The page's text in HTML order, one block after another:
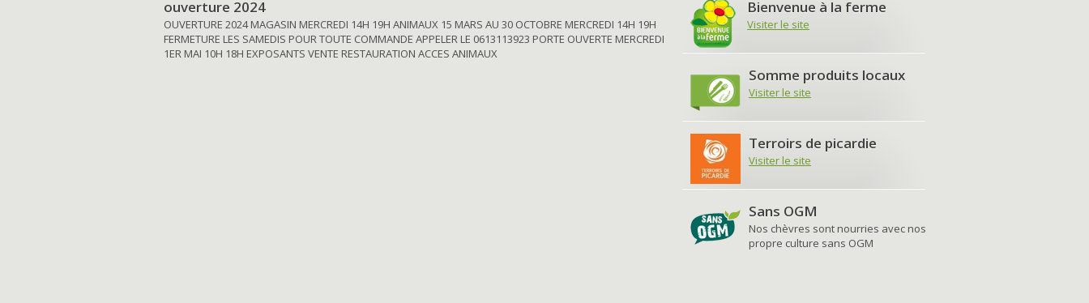
ouverture 2024
OUVERTURE 2024 MAGASIN MERCREDI 14H 19H ANIMAUX 15 MARS AU 30 OCTOBRE MERCREDI 14H 19H
FERMETURE LES SAMEDIS POUR TOUTE COMMANDE APPELER LE 0613113923 PORTE OUVERTE MERCREDI
1ER MAI 10H 18H EXPOSANTS VENTE RESTAURATION ACCES ANIMAUX
Bienvenue à la ferme
Visiter le site
Somme produits locaux
Visiter le site
Terroirs de picardie
Visiter le site
Sans OGM
Nos chèvres sont nourries avec nos
propre culture sans OGM